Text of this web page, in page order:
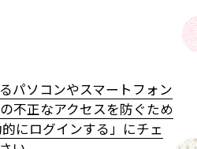
パソコンやスマートフォン
不正なアクセスを防ぐため
にログインする」にチェ